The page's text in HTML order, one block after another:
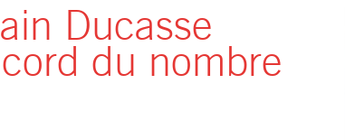
Ducasse
du nombre